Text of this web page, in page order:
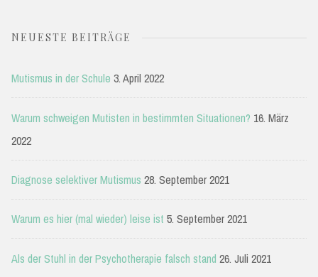
NEUESTE BEITRÄGE
Mutismus in der Schule 3. April 2022
Warum schweigen Mutisten in bestimmten Situationen? 16. März
2022
Diagnose selektiver Mutismus 28. September 2021
Warum es hier (mal wieder) leise ist 5. September 2021
Als der Stuhl in der Psychotherapie falsch stand 26. Juli 2021